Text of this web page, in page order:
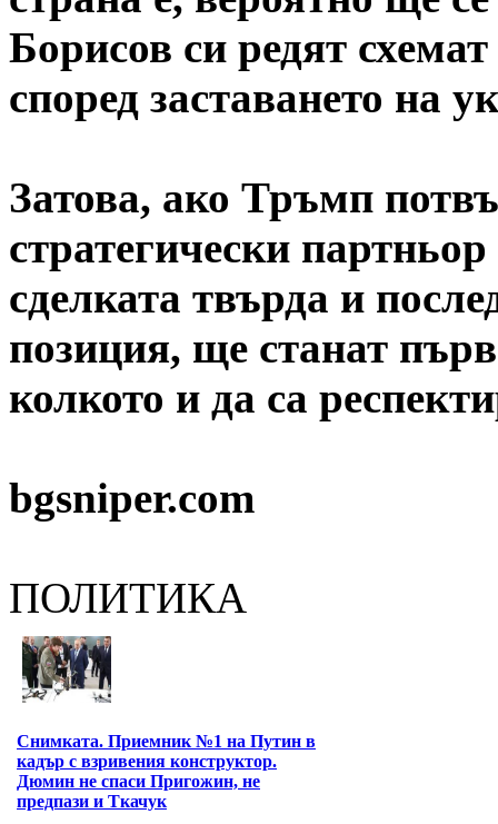
Борисов си редят
според заставането на
Затова, ако Тръмп
стратегически
сделката твърда и
позиция, ще станат
колкото и да са
bgsniper.com
ПОЛИТИКА
Снимката. Приемник №1 на Путин в
кадър с взривения конструктор.
Дюмин не спаси Пригожин, не
предпази и Ткачук